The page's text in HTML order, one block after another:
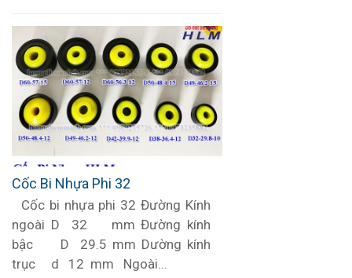
Cốc Bi Nhựa Phi 32
Cốc bi nhựa phi 32 Đường Kính
ngoài D 32 mm Đường kính
bậc D 29.5 mm Dường kính
trục d 12 mm Ngoài...